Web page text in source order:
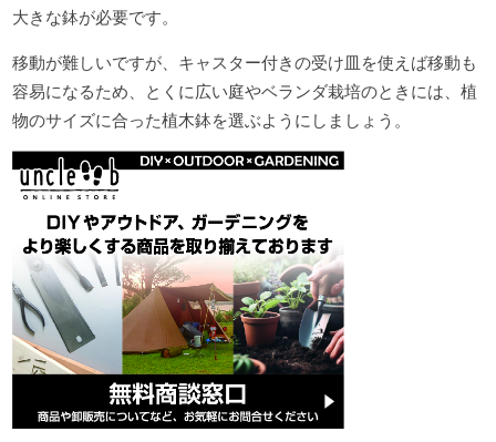
大きな鉢が必要です。
移動が難しいですが、キャスター付きの受け皿を使えば移動も
容易になるため、とくに広い庭やベランダ栽培のときには、植
物のサイズに合った植木鉢を選ぶようにしましょう。